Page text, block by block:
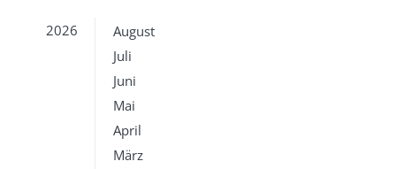
2026
August
Juli
Juni
Mai
April
März